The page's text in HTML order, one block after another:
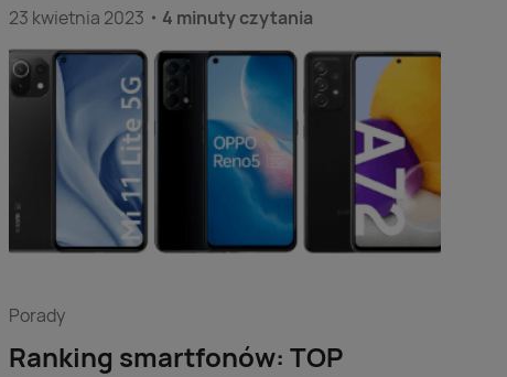
23 kwietnia 2023
4 minuty czytania
Porady
Ranking smartfonów: TOP